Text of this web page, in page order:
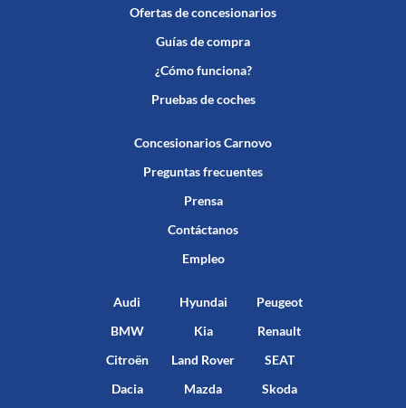
Ofertas de concesionarios
Guías de compra
¿Cómo funciona?
Pruebas de coches
Concesionarios Carnovo
Preguntas frecuentes
Prensa
Contáctanos
Empleo
Audi
BMW
Citroën
Dacia
Hyundai
Kia
Land Rover
Mazda
Peugeot
Renault
SEAT
Skoda